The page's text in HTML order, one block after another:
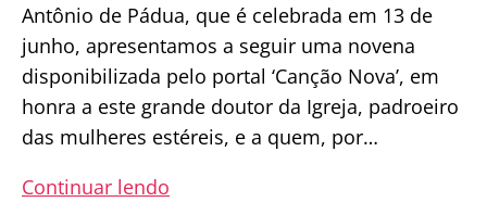
Antônio de Pádua, que é celebrada em 13 de
junho, apresentamos a seguir uma novena
disponibilizada pelo portal ‘Canção Nova’, em
honra a este grande doutor da Igreja, padroeiro
das mulheres estéreis, e a quem, por…
Continuar lendo